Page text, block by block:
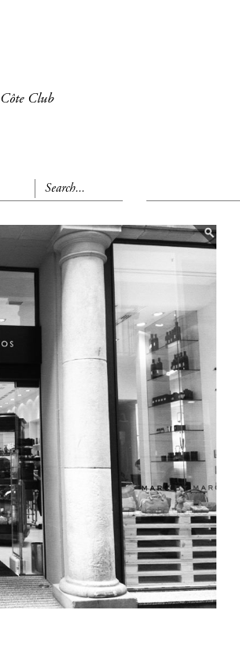
Côte Club